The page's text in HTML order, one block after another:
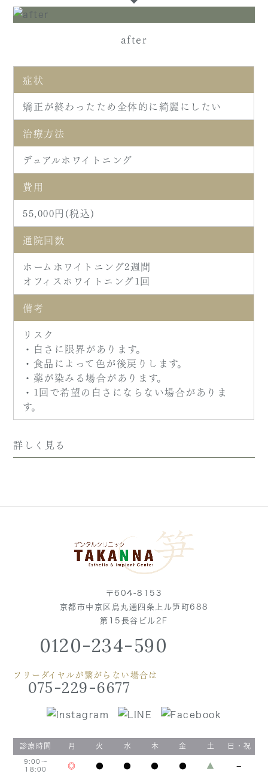
after
症状
矯正が終わったため全体的に綺麗にしたい
治療方法
デュアルホワイトニング
費用
55,000円(税込)
通院回数
ホームホワイトニング2週間
オフィスホワイトニング1回
備考
リスク
・白さに限界があります。
・食品によって色が後戻りします。
・薬が染みる場合があります。
・1回で希望の白さにならない場合がありま
す。
詳しく見る
〒604-8153
京都市中京区烏丸通四条上ル笋町688
第15長谷ビル2F
0120-234-590
フリーダイヤルが繋がらない場合は
075-229-6677
診療時間 月 火 水 木 金 土 日・祝
9:00～
18:00
◎ ● ● ● ● ▲ −